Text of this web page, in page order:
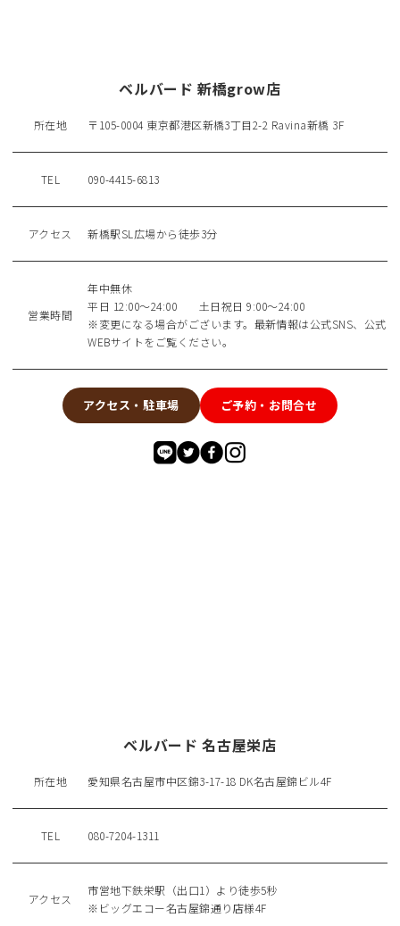
ベルバード 新橋grow店
所在地 〒105-0004 東京都港区新橋3丁目2-2 Ravina新橋 3F
TEL 090-4415-6813
アクセス 新橋駅SL広場から徒歩3分
営業時間
年中無休
平日 12:00～24:00 土日祝日 9:00～24:00
※変更になる場合がございます。最新情報は公式SNS、公式
WEBサイトをご覧ください。
アクセス・駐車場 ご予約・お問合せ
ベルバード 名古屋栄店
所在地 愛知県名古屋市中区錦3-17-18 DK名古屋錦ビル4F
TEL 080-7204-1311
アクセス
市営地下鉄栄駅（出口1）より徒歩5秒
※ビッグエコー名古屋錦通り店様4F